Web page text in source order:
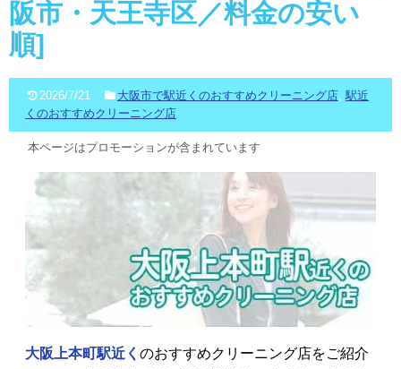
阪市・天王寺区／料金の安い
順]
2026/7/21 大阪市で駅近くのおすすめクリーニング店,駅近
くのおすすめクリーニング店
本ページはプロモーションが含まれています
大阪上本町駅近く のおすすめクリーニング店をご紹介